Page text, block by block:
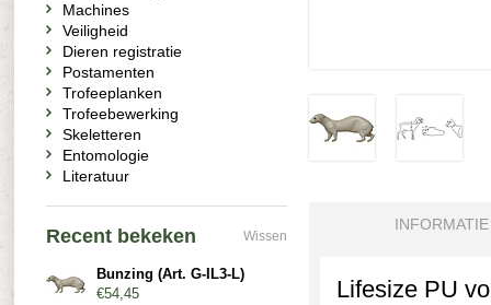
INFORMATIE
Lifesize PU
Machines
Veiligheid
Dieren registratie
Postamenten
Trofeeplanken
Trofeebewerking
Skeletteren
Entomologie
Literatuur
Recent bekeken Wissen
Bunzing (Art. G-IL3-L)
€54,45